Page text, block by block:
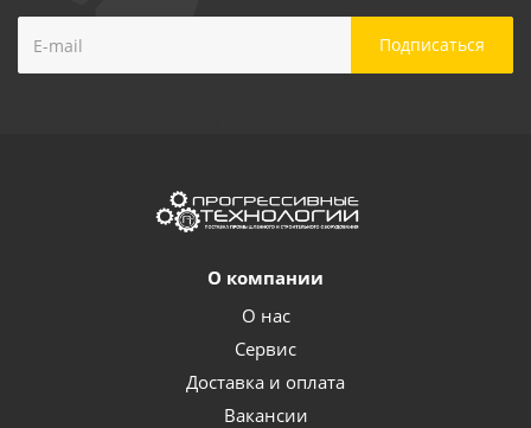
О компании
О нас
Сервис
Доставка и оплата
Вакансии